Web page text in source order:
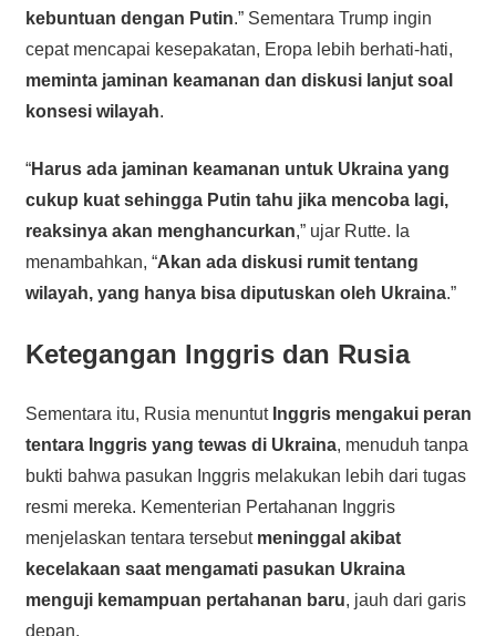
kebuntuan dengan Putin.” Sementara Trump ingin
cepat mencapai kesepakatan, Eropa lebih berhati-hati,
meminta jaminan keamanan dan diskusi lanjut soal
konsesi wilayah.
“Harus ada jaminan keamanan untuk Ukraina yang
cukup kuat sehingga Putin tahu jika mencoba lagi,
reaksinya akan menghancurkan,” ujar Rutte. Ia
menambahkan, “Akan ada diskusi rumit tentang
wilayah, yang hanya bisa diputuskan oleh Ukraina.”
Ketegangan Inggris dan Rusia
Sementara itu, Rusia menuntut Inggris mengakui peran
tentara Inggris yang tewas di Ukraina, menuduh tanpa
bukti bahwa pasukan Inggris melakukan lebih dari tugas
resmi mereka. Kementerian Pertahanan Inggris
menjelaskan tentara tersebut meninggal akibat
kecelakaan saat mengamati pasukan Ukraina
menguji kemampuan pertahanan baru, jauh dari garis
depan.